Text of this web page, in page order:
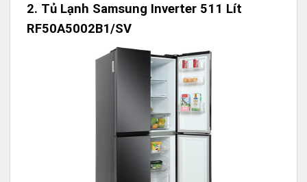
2. Tủ Lạnh Samsung Inverter 511 Lít
RF50A5002B1/SV